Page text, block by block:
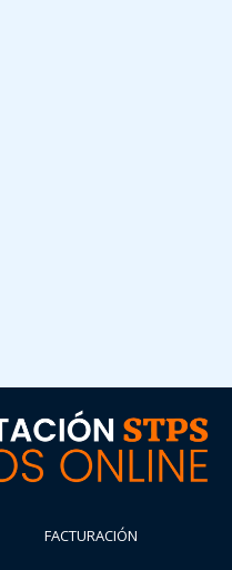
FACTURACIÓN